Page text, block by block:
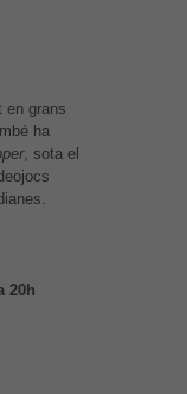
en grans
ha
, sota el
20h